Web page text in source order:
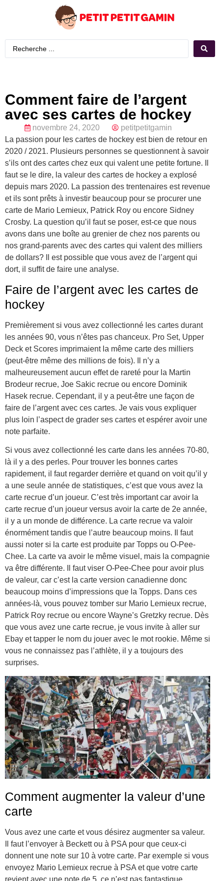
Comment faire de l’argent
avec ses cartes de hockey
novembre 24, 2020
petitpetitgamin
La passion pour les cartes de hockey est bien de retour en
2020 / 2021. Plusieurs personnes se questionnent à savoir
s’ils ont des cartes chez eux qui valent une petite fortune. Il
faut se le dire, la valeur des cartes de hockey a explosé
depuis mars 2020. La passion des trentenaires est revenue
et ils sont prêts à investir beaucoup pour se procurer une
carte de Mario Lemieux, Patrick Roy ou encore Sidney
Crosby. La question qu’il faut se poser, est-ce que nous
avons dans une boîte au grenier de chez nos parents ou
nos grand-parents avec des cartes qui valent des milliers
de dollars? Il est possible que vous avez de l’argent qui
dort, il suffit de faire une analyse.
Faire de l’argent avec les cartes de
hockey
Premièrement si vous avez collectionné les cartes durant
les années 90, vous n’êtes pas chanceux. Pro Set, Upper
Deck et Scores imprimaient la même carte des milliers
(peut-être même des millions de fois). Il n’y a
malheureusement aucun effet de rareté pour la Martin
Brodeur recrue, Joe Sakic recrue ou encore Dominik
Hasek recrue. Cependant, il y a peut-être une façon de
faire de l’argent avec ces cartes. Je vais vous expliquer
plus loin l’aspect de grader ses cartes et espérer avoir une
note parfaite.
Si vous avez collectionné les carte dans les années 70-80,
là il y a des perles. Pour trouver les bonnes cartes
rapidement, il faut regarder derrière et quand on voit qu’il y
a une seule année de statistiques, c’est que vous avez la
carte recrue d’un joueur. C’est très important car avoir la
carte recrue d’un joueur versus avoir la carte de 2e année,
il y a un monde de différence. La carte recrue va valoir
énormément tandis que l’autre beaucoup moins. Il faut
aussi noter si la carte est produite par Topps ou O-Pee-
Chee. La carte va avoir le même visuel, mais la compagnie
va être différente. Il faut viser O-Pee-Chee pour avoir plus
de valeur, car c’est la carte version canadienne donc
beaucoup moins d’impressions que la Topps. Dans ces
années-là, vous pouvez tomber sur Mario Lemieux recrue,
Patrick Roy recrue ou encore Wayne’s Gretzky recrue. Dès
que vous avez une carte recrue, je vous invite à aller sur
Ebay et tapper le nom du jouer avec le mot rookie. Même si
vous ne connaissez pas l’athlète, il y a toujours des
surprises.
Comment augmenter la valeur d’une
carte
Vous avez une carte et vous désirez augmenter sa valeur.
Il faut l’envoyer à Beckett ou à PSA pour que ceux-ci
donnent une note sur 10 à votre carte. Par exemple si vous
envoyez Mario Lemieux recrue à PSA et que votre carte
revient avec une note de 5, ce n’est pas fantastique.